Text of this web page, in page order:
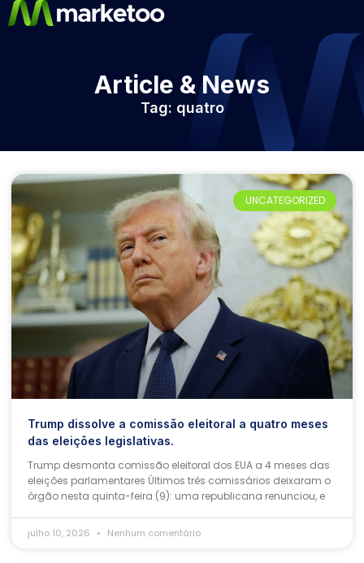
Article & News
Tag: quatro
UNCATEGORIZED
Trump dissolve a comissão eleitoral a quatro meses
das eleições legislativas.
Trump desmonta comissão eleitoral dos EUA a 4 meses das
eleições parlamentares Últimos três comissários deixaram o
órgão nesta quinta-feira (9): uma republicana renunciou, e
julho 10, 2026 Nenhum comentário